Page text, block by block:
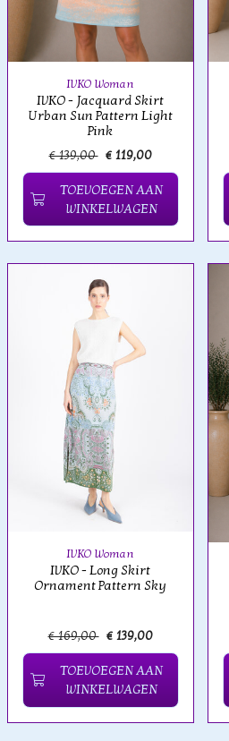
IVKO Woman
IVKO - Jacquard Skirt
Urban Sun Pattern Light
Pink
€ 139,00 € 119,00
TOEVOEGEN AAN
WINKELWAGEN
IVKO Woman
IVKO - Long Skirt
Ornament Pattern Sky
€ 169,00 € 139,00
TOEVOEGEN AAN
WINKELWAGEN